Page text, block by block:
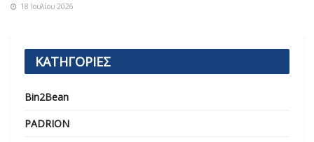
18 Ιουλίου 2026
ΚΑΤΗΓΟΡΙΕΣ
Bin2Bean
PADRION